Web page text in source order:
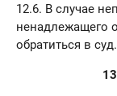
12.6. В случае
ненадлежащего
обратиться в суд.